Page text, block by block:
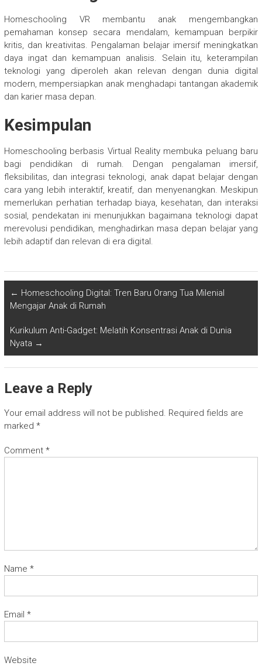
Homeschooling VR membantu anak mengembangkan
pemahaman konsep secara mendalam, kemampuan berpikir
kritis, dan kreativitas. Pengalaman belajar imersif meningkatkan
daya ingat dan kemampuan analisis. Selain itu, keterampilan
teknologi yang diperoleh akan relevan dengan dunia digital
modern, mempersiapkan anak menghadapi tantangan akademik
dan karier masa depan.
Kesimpulan
Homeschooling berbasis Virtual Reality membuka peluang baru
bagi pendidikan di rumah. Dengan pengalaman imersif,
fleksibilitas, dan integrasi teknologi, anak dapat belajar dengan
cara yang lebih interaktif, kreatif, dan menyenangkan. Meskipun
memerlukan perhatian terhadap biaya, kesehatan, dan interaksi
sosial, pendekatan ini menunjukkan bagaimana teknologi dapat
merevolusi pendidikan, menghadirkan masa depan belajar yang
lebih adaptif dan relevan di era digital.
← Homeschooling Digital: Tren Baru Orang Tua Milenial
Mengajar Anak di Rumah
Kurikulum Anti-Gadget: Melatih Konsentrasi Anak di Dunia
Nyata →
Leave a Reply
Your email address will not be published. Required fields are
marked *
Comment *
Name *
Email *
Website